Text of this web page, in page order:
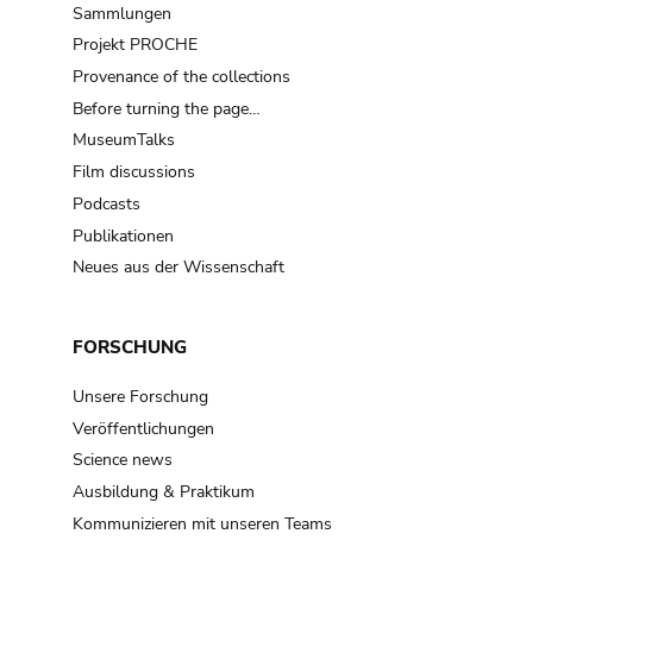
Sammlungen
Projekt PROCHE
Provenance of the collections
Before turning the page…
MuseumTalks
Film discussions
Podcasts
Publikationen
Neues aus der Wissenschaft
FORSCHUNG
Unsere Forschung
Veröffentlichungen
Science news
Ausbildung & Praktikum
Kommunizieren mit unseren Teams